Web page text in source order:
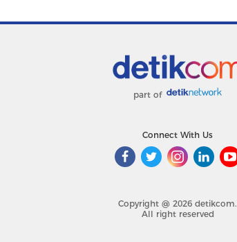
part of
Connect With Us
Copyright @ 2026 detikcom.
All right reserved